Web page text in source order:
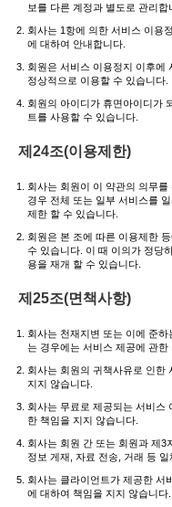
보를 다른 계정과 별도로 관리합
회사는 1항에 의한 서비스 이용
에 대하여 안내합니다.
회원은 서비스 이용정지 이후에
정상적으로 이용할 수 있습니다.
회원의 아이디가 휴면아이디가
트를 사용할 수 있습니다.
제24조(이용제한)
회사는 회원이 이 약관의 의무
경우 전체 또는 일부 서비스를
제한 할 수 있습니다.
회원은 본 조에 따른 이용제한
수 있습니다. 이 때 이의가 정당
용을 재개 할 수 있습니다.
제25조(면책사항)
회사는 천재지변 또는 이에 준
는 경우에는 서비스 제공에 관한
회사는 회원의 귀책사유로 인한
지지 않습니다.
회사는 무료로 제공되는 서비스
한 책임을 지지 않습니다.
회사는 회원 간 또는 회원과 제3
정보 게재, 자료 전송, 거래 등
회사는 클라이언트가 제공한 서
에 대하여 책임을 지지 않습니다.